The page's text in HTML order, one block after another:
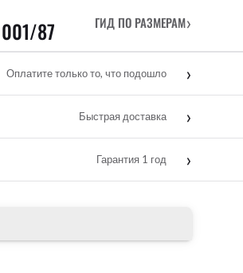
001/87 ГИД ПО РАЗМЕРАМ›
Оплатите только то, что подошло ›
Быстрая доставка ›
Гарантия 1 год ›